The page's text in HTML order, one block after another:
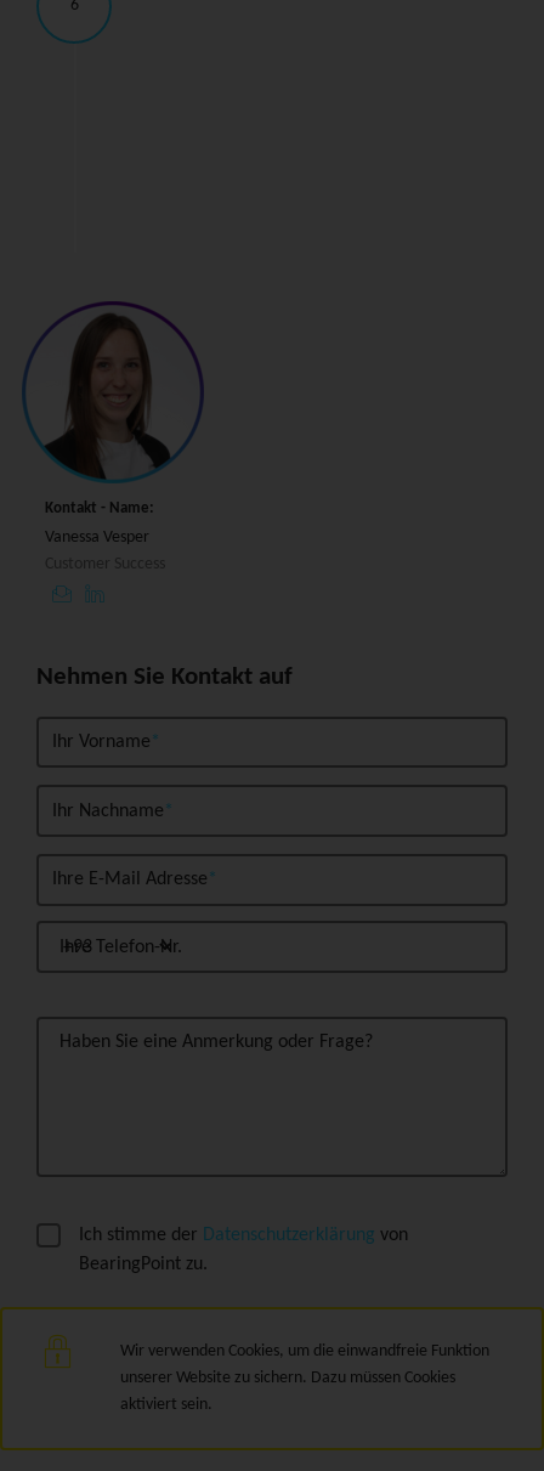
6
Kontakt - Name:
Vanessa Vesper
Customer Success
Nehmen Sie Kontakt auf
Ihr Vorname
Ihr Nachname
Ihre E-Mail Adresse
Ihre Telefon-Nr.
Haben Sie eine Anmerkung oder Frage?
Ich stimme der Datenschutzerklärung von
BearingPoint zu.
Wir verwenden Cookies, um die einwandfreie Funktion
unserer Website zu sichern. Dazu müssen Cookies
aktiviert sein.